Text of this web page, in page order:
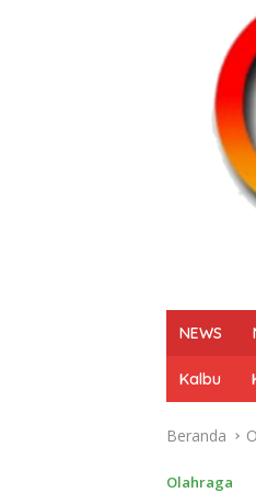
NEWS
Kalbu
Beranda
Olahraga